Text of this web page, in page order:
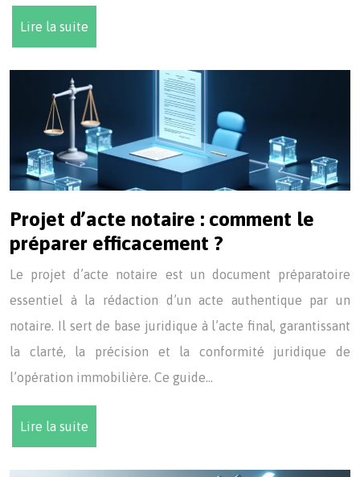
Lire la suite
Projet d’acte notaire : comment le
préparer efficacement ?
Le projet d’acte notaire est un document préparatoire
essentiel à la rédaction d’un acte authentique par un
notaire. Il sert de base juridique à l’acte final, garantissant
la clarté, la précision et la conformité juridique de
l’opération immobilière. Ce guide…
Lire la suite